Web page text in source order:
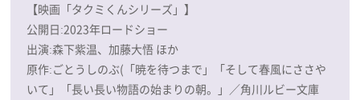
【映画「タクミくんシリーズ」】
公開日:2023年ロードショー
出演:森下紫温、加藤大悟 ほか
原作:ごとうしのぶ(「暁を待つまで」「そして春風にささや
いて」「長い長い物語の始まりの朝。」／角川ルビー文庫